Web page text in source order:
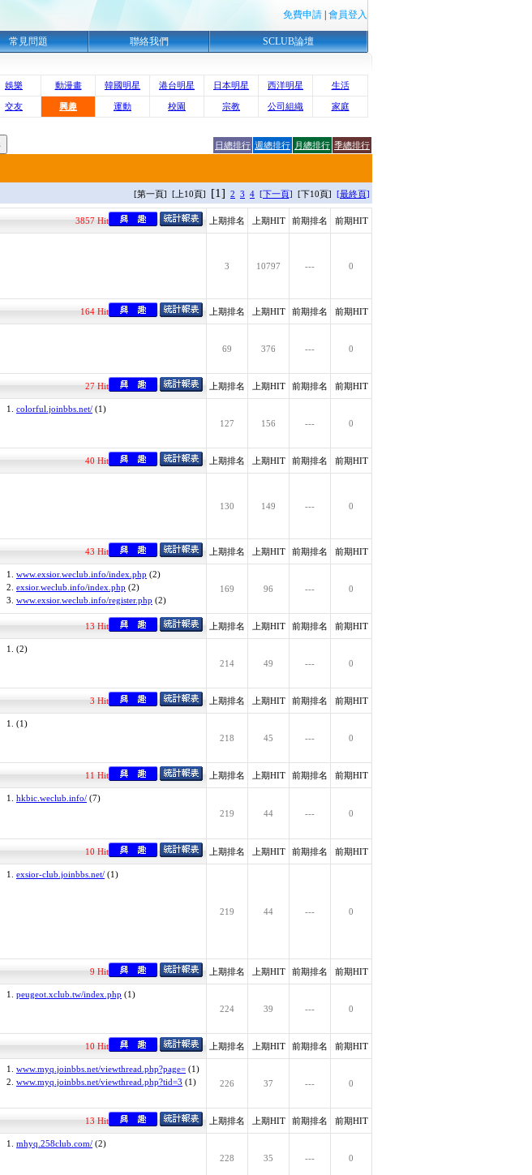
免費申請 會員登入
常見問題 聯絡我們 SCLUB論壇
娛樂 動漫畫 韓國明星 港台明星 日本明星 西洋明星 生活
交友 興趣 運動 校園 宗教 公司組織 家庭
日總排行 週總排行 月總排行 季總排行
[第一頁] [上10頁] [1] 2 3 4 [下一頁] [下10頁] [最終頁]
3857 Hit 上期排名 上期HIT 前期排名 前期HIT
3 10797 --- 0
164 Hit 上期排名 上期HIT 前期排名 前期HIT
69 376 --- 0
27 Hit 上期排名 上期HIT 前期排名 前期HIT
1. colorful.joinbbs.net/ (1)
127
156 --- 0
40 Hit 上期排名 上期HIT 前期排名 前期HIT
130 149 --- 0
43 Hit 上期排名 上期HIT 前期排名 前期HIT
1. www.exsior.weclub.info/index.php (2)
2. exsior.weclub.info/index.php (2)
3. www.exsior.weclub.info/register.php (2)
169 96 --- 0
13 Hit 上期排名 上期HIT 前期排名 前期HIT
1. (2)
214
49 --- 0
3 Hit 上期排名 上期HIT 前期排名 前期HIT
1. (1)
218
45 --- 0
11 Hit 上期排名 上期HIT 前期排名 前期HIT
1. hkbic.weclub.info/ (7)
219
44 --- 0
10 Hit 上期排名 上期HIT 前期排名 前期HIT
1. exsior-club.joinbbs.net/ (1)
219 44 --- 0
9 Hit 上期排名 上期HIT 前期排名 前期HIT
1. peugeot.xclub.tw/index.php (1)
224
39 --- 0
10 Hit 上期排名 上期HIT 前期排名 前期HIT
1. www.myq.joinbbs.net/viewthread.php?page= (1)
2. www.myq.joinbbs.net/viewthread.php?tid=3 (1) 226 37 --- 0
13 Hit 上期排名 上期HIT 前期排名 前期HIT
1. mhyq.258club.com/ (2)
228
35 --- 0